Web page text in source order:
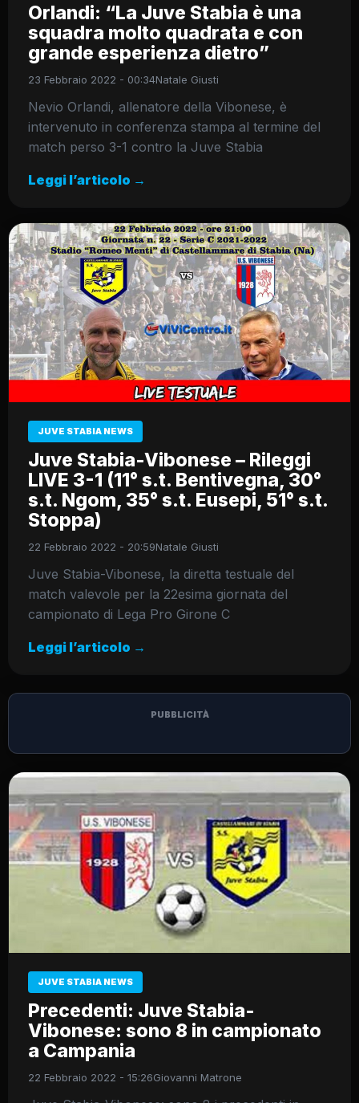
Orlandi: “La Juve Stabia è una
squadra molto quadrata e con
grande esperienza dietro”
23 Febbraio 2022 - 00:34Natale Giusti
Nevio Orlandi, allenatore della Vibonese, è
intervenuto in conferenza stampa al termine del
match perso 3-1 contro la Juve Stabia
Leggi l’articolo →
JUVE STABIA NEWS
Juve Stabia-Vibonese – Rileggi
LIVE 3-1 (11° s.t. Bentivegna, 30°
s.t. Ngom, 35° s.t. Eusepi, 51° s.t.
Stoppa)
22 Febbraio 2022 - 20:59Natale Giusti
Juve Stabia-Vibonese, la diretta testuale del
match valevole per la 22esima giornata del
campionato di Lega Pro Girone C
Leggi l’articolo →
PUBBLICITÀ
JUVE STABIA NEWS
Precedenti: Juve Stabia-
Vibonese: sono 8 in campionato
a Campania
22 Febbraio 2022 - 15:26Giovanni Matrone